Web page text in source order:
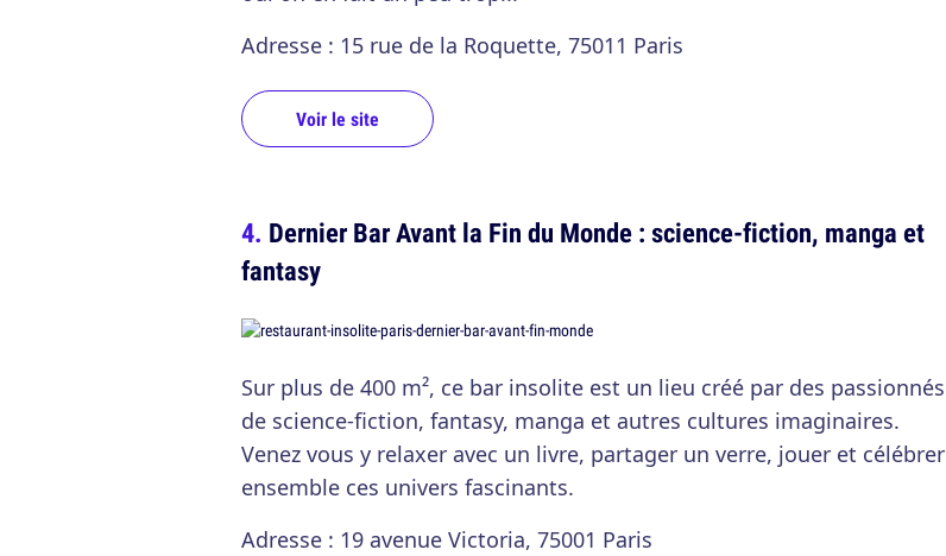
Adresse : 15 rue de la Roquette, 75011 Paris
Voir le site
Dernier Bar Avant la Fin du Monde : science-fiction, manga et
fantasy
Sur plus de 400 m², ce bar insolite est un lieu créé par des passionnés
de science-fiction, fantasy, manga et autres cultures imaginaires.
Venez vous y relaxer avec un livre, partager un verre, jouer et célébrer
ensemble ces univers fascinants.
Adresse : 19 avenue Victoria, 75001 Paris